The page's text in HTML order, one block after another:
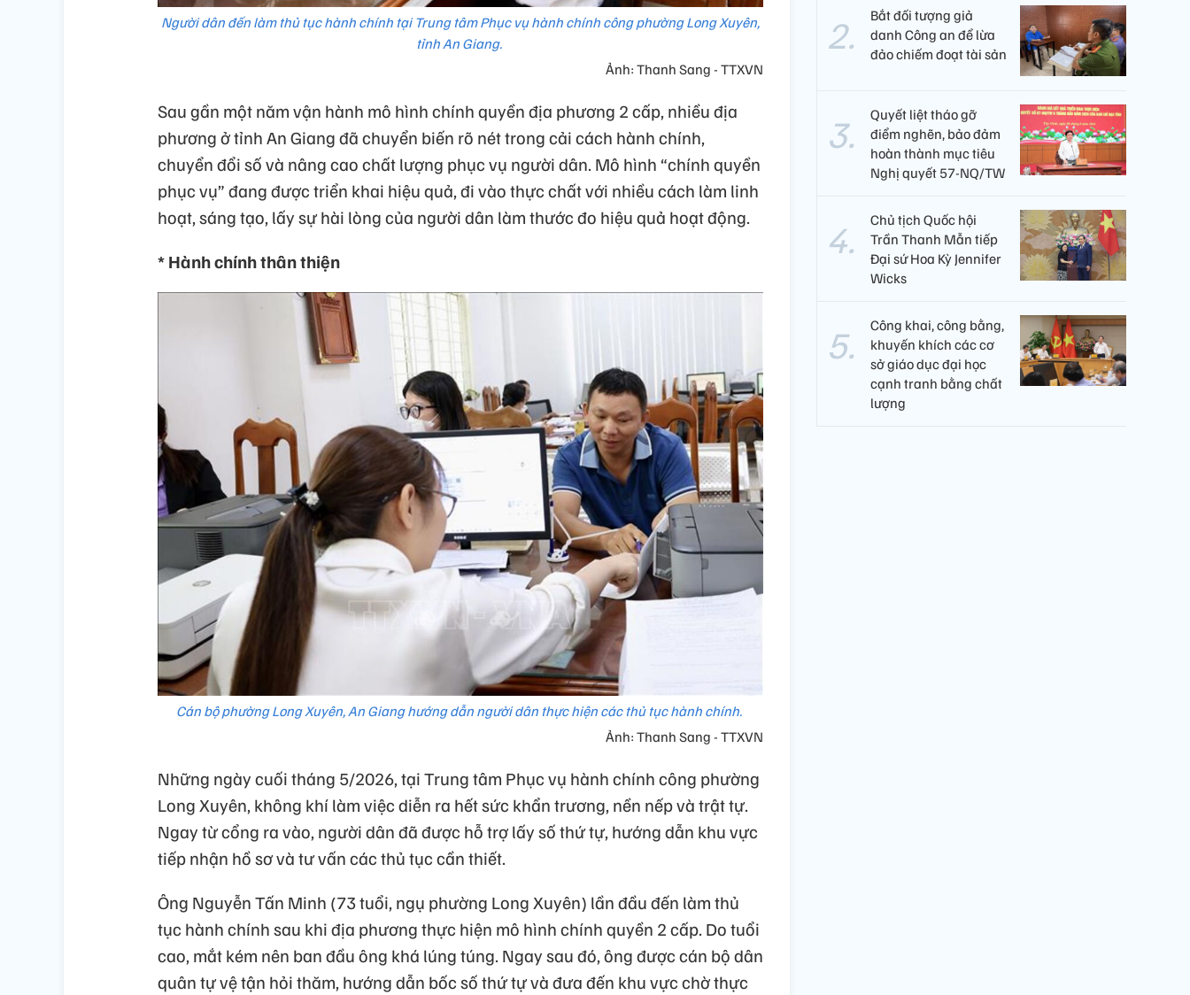
Người dân đến làm thủ tục hành chính tại Trung tâm Phục vụ hành chính công phường Long Xuyên,
tỉnh An Giang.
Ảnh: Thanh Sang - TTXVN
Sau gần một năm vận hành mô hình chính quyền địa phương 2 cấp, nhiều địa
phương ở tỉnh An Giang đã chuyển biến rõ nét trong cải cách hành chính,
chuyển đổi số và nâng cao chất lượng phục vụ người dân. Mô hình “chính quyền
phục vụ” đang được triển khai hiệu quả, đi vào thực chất với nhiều cách làm linh
hoạt, sáng tạo, lấy sự hài lòng của người dân làm thước đo hiệu quả hoạt động.
* Hành chính thân thiện
Cán bộ phường Long Xuyên, An Giang hướng dẫn người dân thực hiện các thủ tục hành chính.
Ảnh: Thanh Sang - TTXVN
Những ngày cuối tháng 5/2026, tại Trung tâm Phục vụ hành chính công phường
Long Xuyên, không khí làm việc diễn ra hết sức khẩn trương, nền nếp và trật tự.
Ngay từ cổng ra vào, người dân đã được hỗ trợ lấy số thứ tự, hướng dẫn khu vực
tiếp nhận hồ sơ và tư vấn các thủ tục cần thiết.
Ông Nguyễn Tấn Minh (73 tuổi, ngụ phường Long Xuyên) lần đầu đến làm thủ
tục hành chính sau khi địa phương thực hiện mô hình chính quyền 2 cấp. Do tuổi
cao, mắt kém nên ban đầu ông khá lúng túng. Ngay sau đó, ông được cán bộ dân
quân tự vệ tận hỏi thăm, hướng dẫn bốc số thứ tự và đưa đến khu vực chờ thực
Bắt đối tượng giả
danh Công an để lừa
đảo chiếm đoạt tài sản
Quyết liệt tháo gỡ
điểm nghẽn, bảo đảm
hoàn thành mục tiêu
Nghị quyết 57-NQ/TW
Chủ tịch Quốc hội
Trần Thanh Mẫn tiếp
Đại sứ Hoa Kỳ Jennifer
Wicks
Công khai, công bằng,
khuyến khích các cơ
sở giáo dục đại học
cạnh tranh bằng chất
lượng​